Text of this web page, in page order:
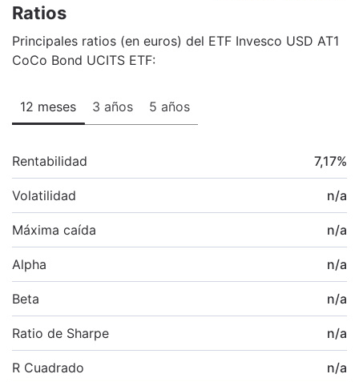
Ratios
Principales ratios (en euros) del ETF Invesco USD AT1
CoCo Bond UCITS ETF:
12 meses 3 años 5 años
Rentabilidad 7,17%
Volatilidad n/a
Máxima caída n/a
Alpha n/a
Beta n/a
Ratio de Sharpe n/a
R Cuadrado n/a